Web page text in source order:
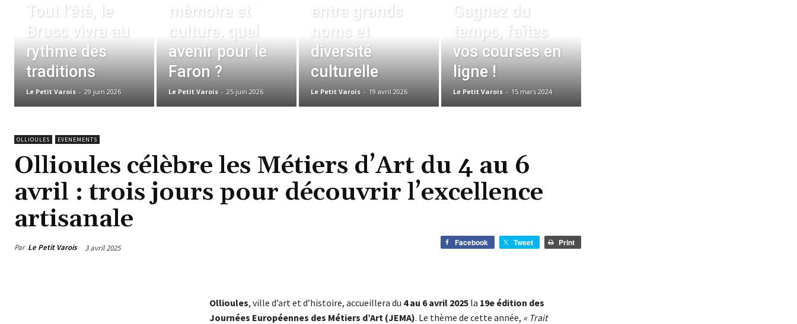
Tout l’été, le
Brusc vivra au
rythme des
traditions
Le Petit Varois - 29 juin 2026
mémoire et
culture, quel
avenir pour le
Faron ?
Le Petit Varois - 25 juin 2026
entre grands
noms et
diversité
culturelle
Le Petit Varois - 19 avril 2026
Gagnez du
temps, faîtes
vos courses en
ligne !
Le Petit Varois - 15 mars 2024
OLLIOULES EVENEMENTS
Ollioules célèbre les Métiers d’Art du 4 au 6
avril : trois jours pour découvrir l’excellence
artisanale
Par Le Petit Varois 3 avril 2025
Facebook Tweet Print
Ollioules, ville d’art et d’histoire, accueillera du 4 au 6 avril 2025la 19e édition des
Journées Européennes des Métiers d’Art (JEMA). Le thème de cette année, « Trait